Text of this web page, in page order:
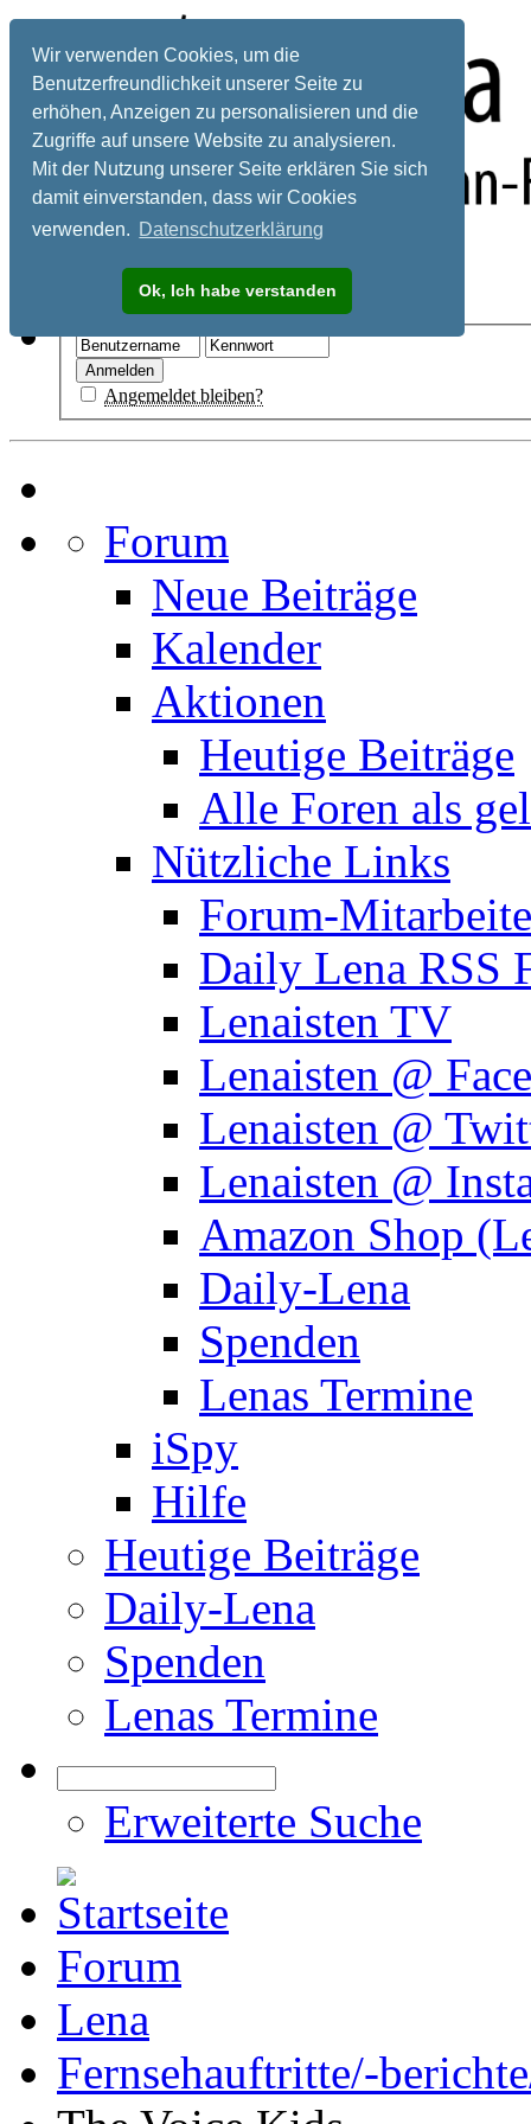
Wir verwenden Cookies, um die
Benutzerfreundlichkeit unserer Seite zu
erhöhen, Anzeigen zu personalisieren und die
Zugriffe auf unsere Website zu analysieren.
Mit der Nutzung unserer Seite erklären Sie sich
damit einverstanden, dass wir Cookies
verwenden. Datenschutzerklärung
Ok, Ich habe verstanden
Registrieren
Angemeldet bleiben?
Forum
Neue Beiträge
Kalender
Aktionen
Heutige Beiträge
Alle Foren als
Nützliche Links
Forum-
Daily Lena RSS
Lenaisten TV
Lenaisten @
Lenaisten @
Lenaisten @
Amazon Shop
Daily-Lena
Spenden
Lenas Termine
iSpy
Hilfe
Heutige Beiträge
Daily-Lena
Spenden
Lenas Termine
Erweiterte Suche
Forum
Lena
Fernsehauftritte/-